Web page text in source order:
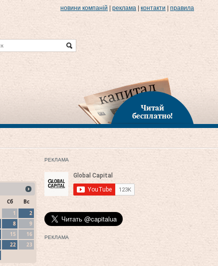
новини компаній реклама контакти правила
Читай
бесплатно!
Сб
Вс
1
2
8
9
15
16
22
23
РЕКЛАМА
РЕКЛАМА